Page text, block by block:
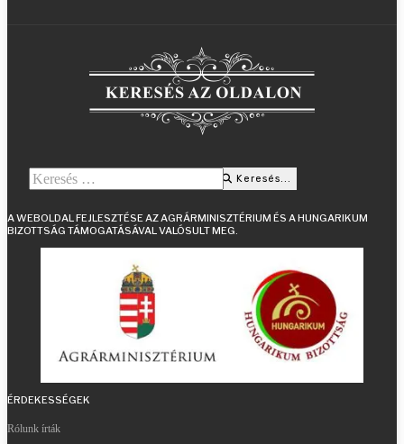
Keresés...
Keresés...
A WEBOLDAL FEJLESZTÉSE AZ AGRÁRMINISZTÉRIUM ÉS A HUNGARIKUM
BIZOTTSÁG TÁMOGATÁSÁVAL VALÓSULT MEG.
ÉRDEKESSÉGEK
Rólunk írták